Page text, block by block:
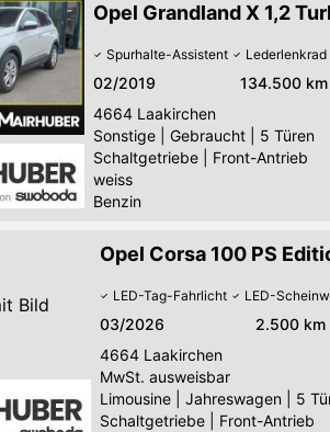
Opel Grandland X 1,2
Spurhalte-Assistent Lederlenkrad
02/2019 134.500 km
4664 Laakirchen
Sonstige
Gebraucht
5 Türen
Schaltgetriebe
Front-Antrieb
weiss
Benzin
Bild
Opel Corsa 100 PS
LED-Tag-Fahrlicht LED-
03/2026 2.500 km
4664 Laakirchen
MwSt. ausweisbar
Limousine
Jahreswagen
5
Schaltgetriebe
Front-Antrieb